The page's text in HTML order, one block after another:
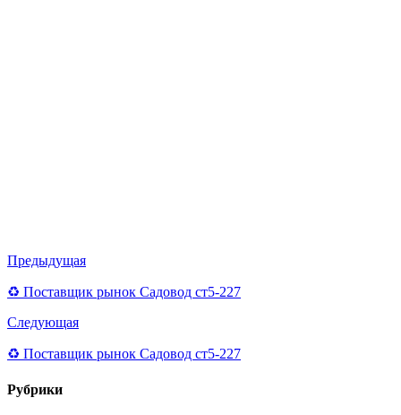
Предыдущая
♻ Поставщик рынок Садовод ст5-227
Следующая
♻ Поставщик рынок Садовод ст5-227
Рубрики